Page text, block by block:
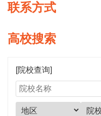
联系方式
高校搜索
[院校查询]